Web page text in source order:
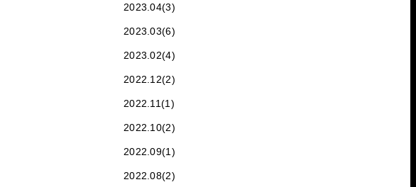
2023.04(3)
2023.03(6)
2023.02(4)
2022.12(2)
2022.11(1)
2022.10(2)
2022.09(1)
2022.08(2)